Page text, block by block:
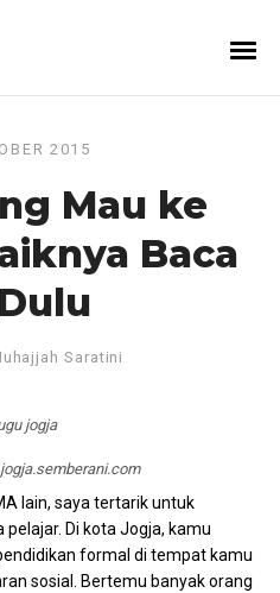
2015
Mau ke
Baca
Saratini
jogja.semberani.com
lain, saya tertarik untuk
Di kota Jogja, kamu
formal di tempat kamu
sosial. Bertemu banyak orang